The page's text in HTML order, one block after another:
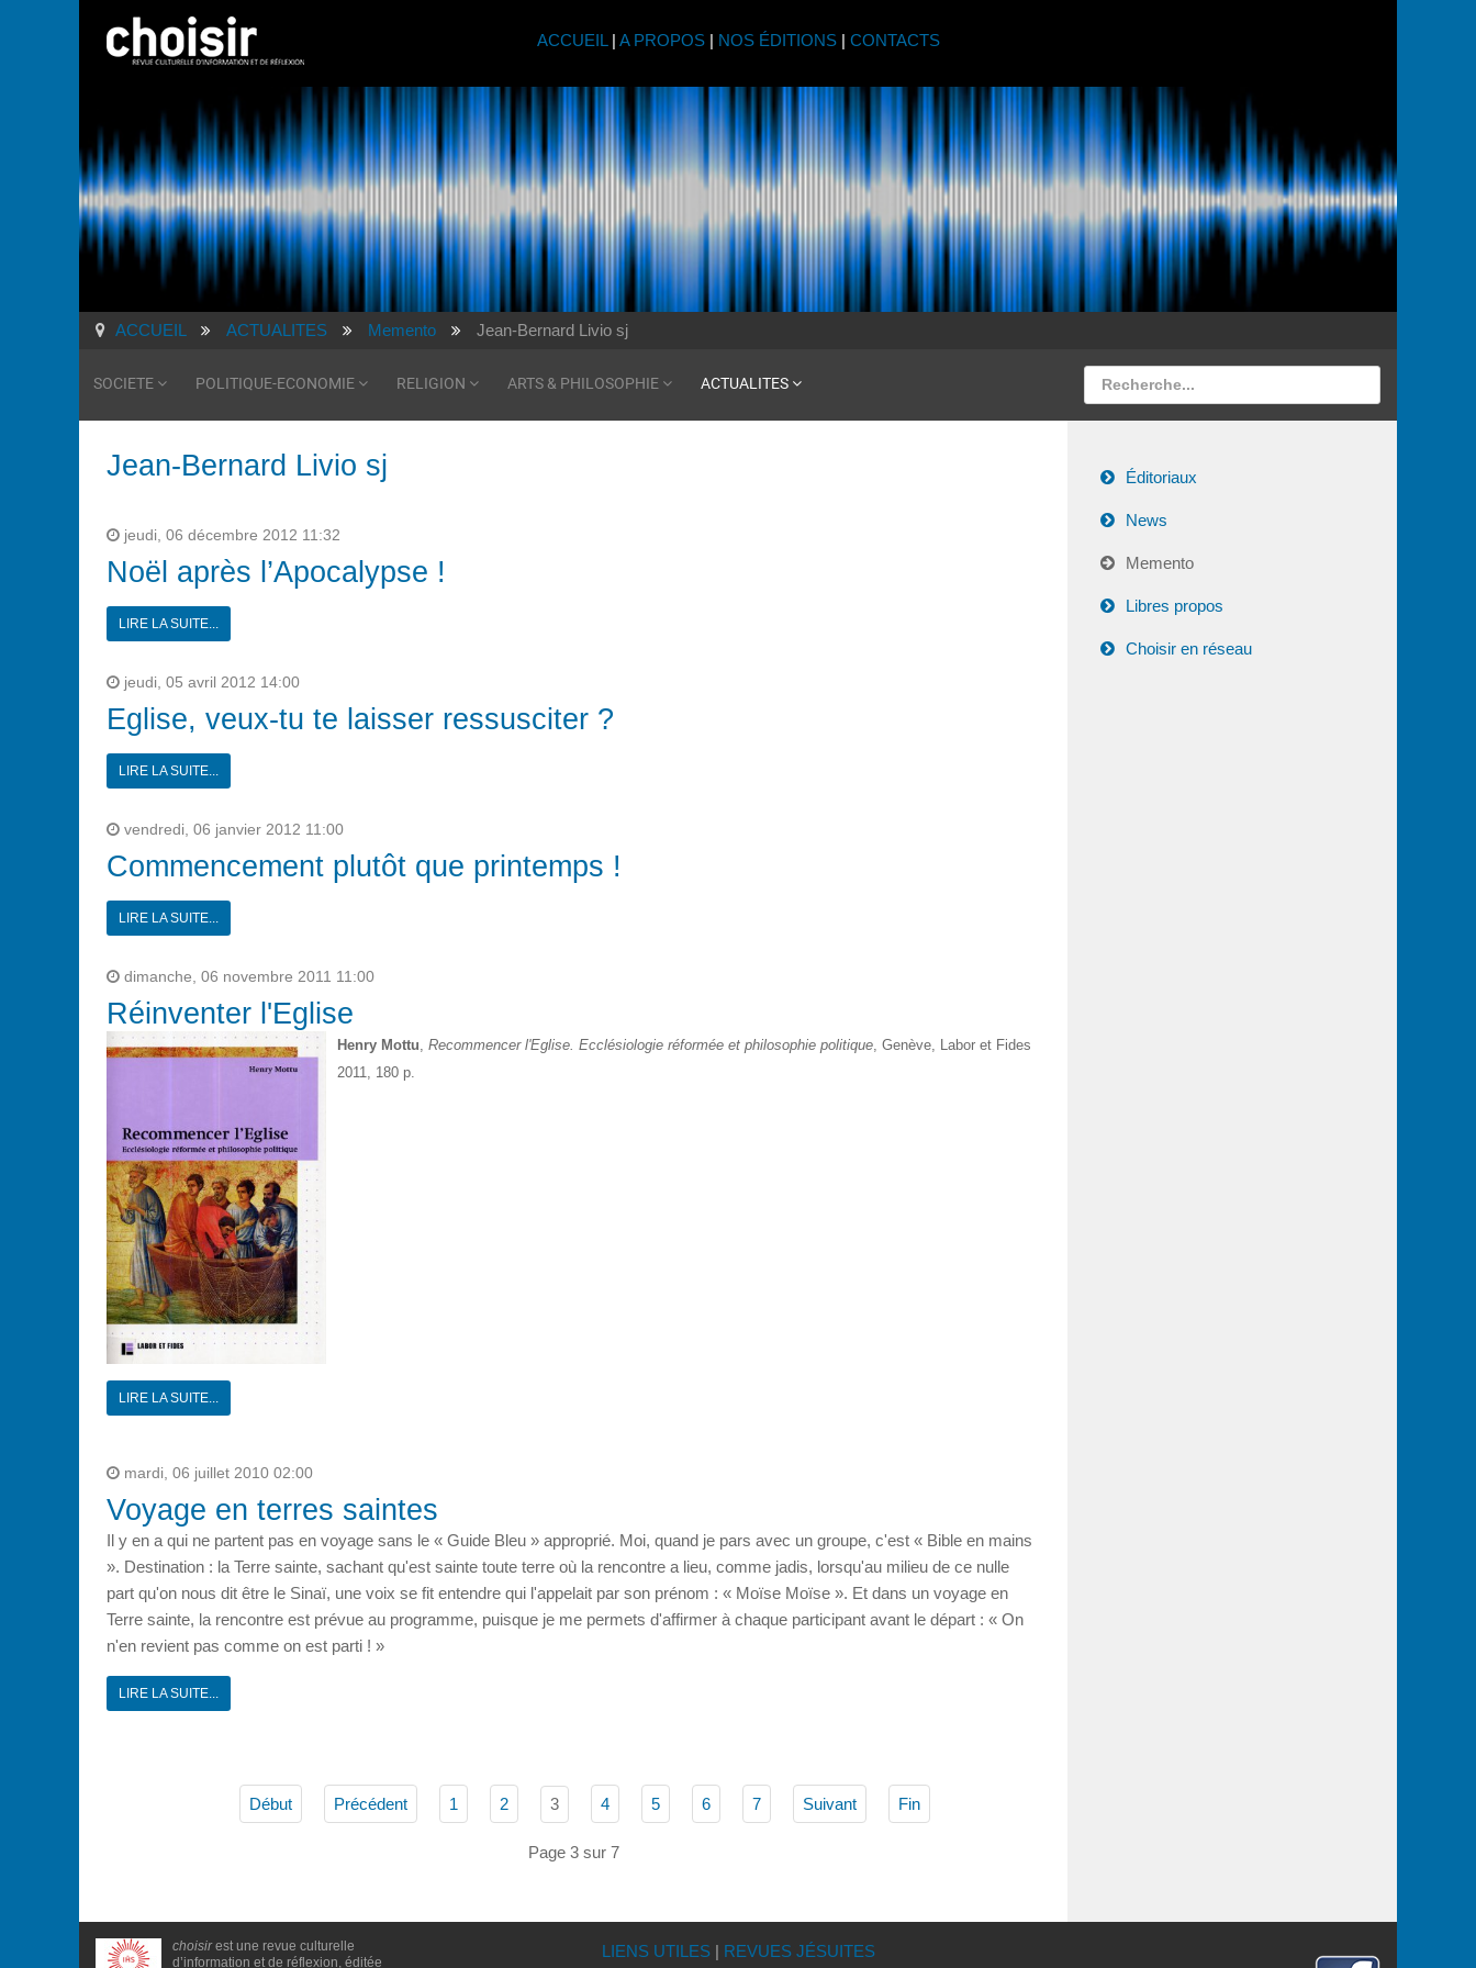
ACCUEIL | A PROPOS| NOS ÉDITIONS| CONTACTS
ACCUEIL ACTUALITES Memento Jean-Bernard Livio sj
SOCIETE POLITIQUE-ECONOMIE RELIGION ARTS & PHILOSOPHIE ACTUALITES
Jean-Bernard Livio sj
jeudi, 06 décembre 2012 11:32
Noël après l’Apocalypse !
LIRE LA SUITE...
jeudi, 05 avril 2012 14:00
Eglise, veux-tu te laisser ressusciter ?
LIRE LA SUITE...
vendredi, 06 janvier 2012 11:00
Commencement plutôt que printemps !
LIRE LA SUITE...
dimanche, 06 novembre 2011 11:00
Réinventer l'Eglise
Henry Mottu Recommencer l'Eglise. Ecclésiologie réformée et philosophie politique , Genève, Labor et Fides
2011, 180 p.
LIRE LA SUITE...
mardi, 06 juillet 2010 02:00
Voyage en terres saintes
Il y en a qui ne partent pas en voyage sans le « Guide Bleu » approprié. Moi, quand je pars avec un groupe, c'est « Bible en mains
». Destination : la Terre sainte, sachant qu'est sainte toute terre où la rencontre a lieu, comme jadis, lorsqu'au milieu de ce nulle
part qu'on nous dit être le Sinaï, une voix se fit entendre qui l'appelait par son prénom : « Moïse Moïse ». Et dans un voyage en
Terre sainte, la rencontre est prévue au programme, puisque je me permets d'affirmer à chaque participant avant le départ : « On
n'en revient pas comme on est parti ! »
LIRE LA SUITE...
Début Précédent 1 2 3 4 5 6 7 Suivant Fin
Page 3 sur 7
Éditoriaux
News
Memento
Libres propos
Choisir en réseau
choisirest une revue culturelle
d’information et de réflexion, éditée
LIENS UTILES| REVUES JÉSUITES